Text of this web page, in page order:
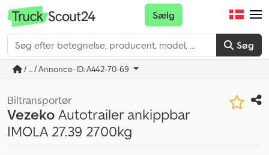
Søg
Sælg
/ ... / Annonce-ID: A442-70-69
Biltransportør
VezekoAutotrailer ankippbar
IMOLA 27.39 2700kg